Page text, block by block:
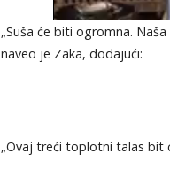
„Suša će biti ogromna.
naveo je Zaka, dodajući:
„Ovaj treći toplotni talas bit